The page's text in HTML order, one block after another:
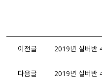
이전글 2019년 실버반
다음글 2019년 실버반